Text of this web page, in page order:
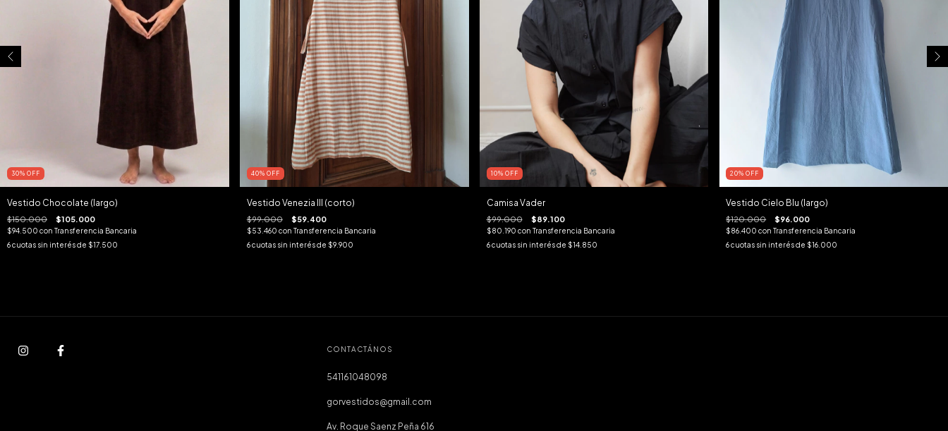
30% OFF
Vestido Chocolate (largo)
$150.000 $105.000
$94.500 con Transferencia Bancaria
6cuotas sin interés de $17.500
40% OFF
Vestido Venezia III (corto)
$99.000 $59.400
$53.460 con Transferencia Bancaria
6cuotas sin interés de $9.900
10% OFF
Camisa Vader
$99.000 $89.100
$80.190 con Transferencia Bancaria
6 cuotas sin interés de $14.850
20%OFF
Vestido Cielo Blu (largo)
$120.000 $96.000
$86.400con Transferencia Bancaria
6cuotas sin interés de $16.000
CONTACTÁNOS
541161048098
gorvestidos@gmail.com
Av. Roque Saenz Peña 616